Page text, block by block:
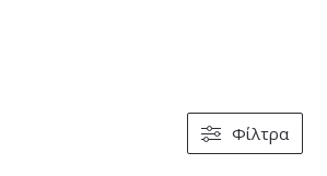
Φίλτρα